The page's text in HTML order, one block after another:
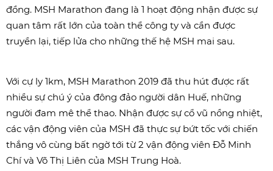
đồng. MSH Marathon đang là 1 hoạt động nhận được sự
quan tâm rất lớn của toàn thể công ty và cần được
truyền lại, tiếp lửa cho những thế hệ MSH mai sau.
Với cự ly 1km, MSH Marathon 2019 đã thu hút được rất
nhiều sự chú ý của đông đảo người dân Huế, những
người đam mê thể thao. Nhận được sự cổ vũ nồng nhiệt,
các vận động viên của MSH đã thực sự bứt tốc với chiến
thắng vô cùng bất ngờ tới từ 2 vận động viên Đỗ Minh
Chí và Võ Thị Liên của MSH Trung Hoà.